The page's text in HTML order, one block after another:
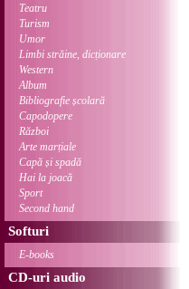
Teatru
Turism
Umor
Limbi străine, dicționare
Western
Album
Bibliografie școlară
Capodopere
Război
Arte marțiale
Capă și spadă
Hai la joacă
Sport
Second hand
Softuri
E-books
CD-uri audio